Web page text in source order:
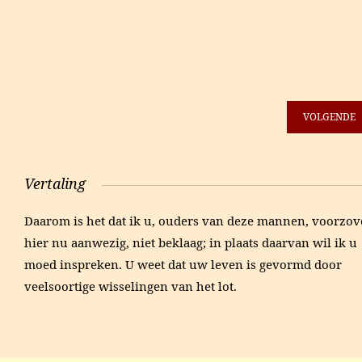
VOLGENDE
Vertaling
Daarom is het dat ik u, ouders van deze mannen,
hier nu aanwezig, niet beklaag; in plaats daarvan wil ik u
moed inspreken. U weet dat uw leven is gevormd door
veelsoortige wisselingen van het lot.